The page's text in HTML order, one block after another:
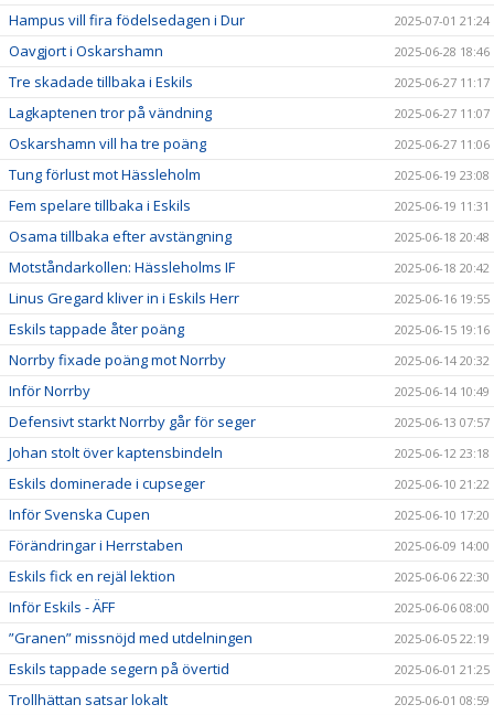
Hampus vill fira födelsedagen i Dur 2025-07-01 21:24
Oavgjort i Oskarshamn 2025-06-28 18:46
Tre skadade tillbaka i Eskils 2025-06-27 11:17
Lagkaptenen tror på vändning 2025-06-27 11:07
Oskarshamn vill ha tre poäng 2025-06-27 11:06
Tung förlust mot Hässleholm 2025-06-19 23:08
Fem spelare tillbaka i Eskils 2025-06-19 11:31
Osama tillbaka efter avstängning 2025-06-18 20:48
Motståndarkollen: Hässleholms IF 2025-06-18 20:42
Linus Gregard kliver in i Eskils Herr 2025-06-16 19:55
Eskils tappade åter poäng 2025-06-15 19:16
Norrby fixade poäng mot Norrby 2025-06-14 20:32
Inför Norrby 2025-06-14 10:49
Defensivt starkt Norrby går för seger 2025-06-13 07:57
Johan stolt över kaptensbindeln 2025-06-12 23:18
Eskils dominerade i cupseger 2025-06-10 21:22
Inför Svenska Cupen 2025-06-10 17:20
Förändringar i Herrstaben 2025-06-09 14:00
Eskils fick en rejäl lektion 2025-06-06 22:30
Inför Eskils - ÄFF 2025-06-06 08:00
”Granen” missnöjd med utdelningen 2025-06-05 22:19
Eskils tappade segern på övertid 2025-06-01 21:25
Trollhättan satsar lokalt 2025-06-01 08:59